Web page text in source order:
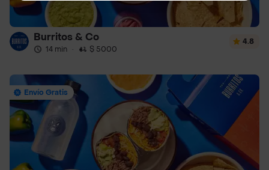
Burritos & Co
14 min · $ 5000
4.8
Envío Gratis